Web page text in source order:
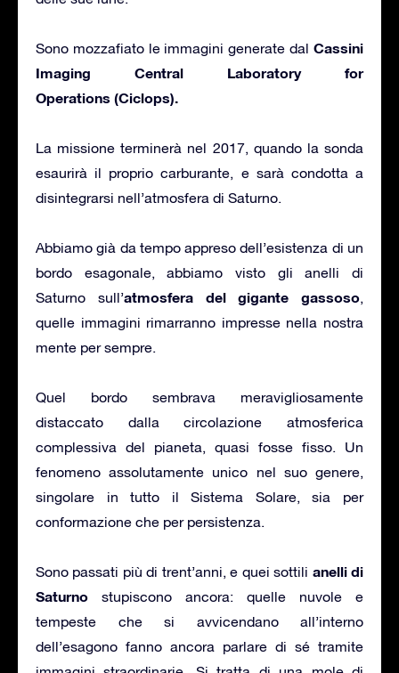
Sono mozzafiato le immagini generate dal Cassini
Imaging Central Laboratory for
Operations (Ciclops).
La missione terminerà nel 2017, quando la sonda
esaurirà il proprio carburante, e sarà condotta a
disintegrarsi nell’atmosfera di Saturno.
Abbiamo già da tempo appreso dell’esistenza di un
bordo esagonale, abbiamo visto gli anelli di
Saturno sull’atmosfera del gigante gassoso,
quelle immagini rimarranno impresse nella nostra
mente per sempre.
Quel bordo sembrava meravigliosamente
distaccato dalla circolazione atmosferica
complessiva del pianeta, quasi fosse fisso. Un
fenomeno assolutamente unico nel suo genere,
singolare in tutto il Sistema Solare, sia per
conformazione che per persistenza.
Sono passati più di trent’anni, e quei sottili anelli di
Saturno stupiscono ancora: quelle nuvole e
tempeste che si avvicendano all’interno
dell’esagono fanno ancora parlare di sé tramite